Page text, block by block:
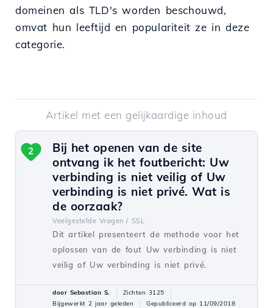
domeinen als TLD's worden beschouwd,
omvat hun leeftijd en populariteit ze in deze
categorie.
Artikel met een gelijkaardige inhoud
Bij het openen van de site
ontvang ik het foutbericht: Uw
verbinding is niet veilig of Uw
verbinding is niet privé. Wat is
de oorzaak?
Veelgestelde Vragen / SSL
Dit artikel presenteert de methode voor het
oplossen van de fout Uw verbinding is niet
veilig of Uw verbinding is niet privé.
2
door Sebastian S.
Zichten 3125
Bijgewerkt 2 jaar geleden
Gepubliceerd op 11/09/2018